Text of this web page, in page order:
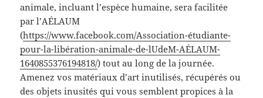
animale, incluant l’espèce humaine, sera facilitée
par l’AÉLAUM
(https://www.facebook.com/Association-étudiante-
pour-la-libération-animale-de-lUdeM-AÉLAUM-
1640855376194818/) tout au long de la journée.
Amenez vos matériaux d’art inutilisés, récupérés ou
des objets inusités qui vous semblent propices à la